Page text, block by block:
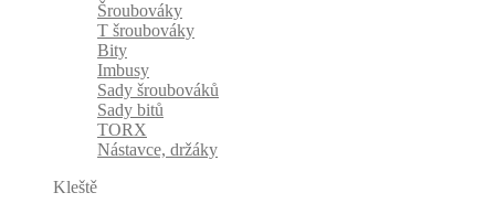
Šroubováky
T šroubováky
Bity
Imbusy
Sady šroubováků
Sady bitů
TORX
Nástavce, držáky
Kleště